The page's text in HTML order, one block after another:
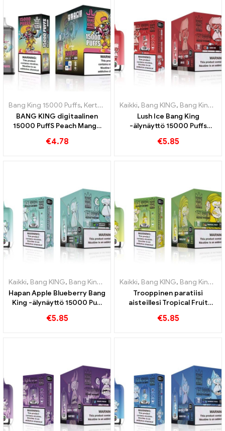
Bang King 15000 Puffs, Kertakäyttöiset e-savukkeet Ruotsi ,
BANG KING digitaalinen
15000 PuffS Peach Mango
kertakäyttöisiä e-
€4.78
Kaikki, Bang KING, Bang King Smart Screen 15000 Pullistaa
Lush Ice Bang King
-älynäyttö 15000 Puffs
sekoitus vesimelonia ja
€5.85
Kaikki, Bang KING, Bang King Smart Screen 15000 Pullistaa ,
Hapan Apple Blueberry Bang
King -älynäyttö 15000 Puff
täynnä tuoreita makuja
€5.85
Kaikki, Bang KING, Bang King Smart Screen 15000 Pullistaa
Trooppinen paratiisi
aisteillesi Tropical Fruit
näytöllä 15000 Pullistaa
€5.85